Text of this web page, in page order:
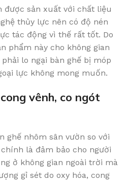
được sản xuất với chất liệu
thủy lực nên có độ nén
tác động vì thế rất tốt. Do
phẩm này cho không gian
lo ngại bàn ghế bị móp
lực không mong muốn.
vênh, co ngót
ghế nhôm sân vườn so với
là đảm bảo cho người
ở không gian ngoài trời mà
gỉ sét do oxy hóa, cong